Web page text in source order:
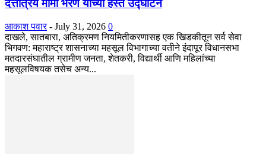
दत्तात्रय मामा भरणे यांच्या हस्ते उद्घाटन
आकाश पवार - July 31, 2026 0
दाखले, सातबारा, अतिक्रमण नियमितीकरणासह एक खिडकीतून सर्व सेवा
भिगवण: महाराष्ट्र शासनाच्या महसूल विभागाच्या वतीने इंदापूर विधानसभा
मतदारसंघातील ग्रामीण जनता, शेतकरी, विद्यार्थी आणि महिलांच्या
महसूलविषयक तसेच अन्य...